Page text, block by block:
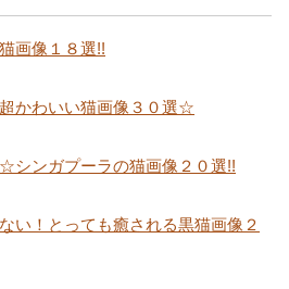
画像１８選!!
かわいい猫画像３０選☆
シンガプーラの猫画像２０選!!
い！とっても癒される黒猫画像２